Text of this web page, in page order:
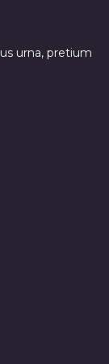
urna, pretium